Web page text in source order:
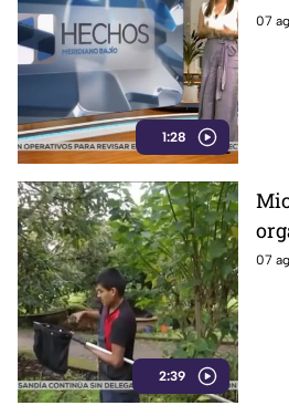
1:28
07
2:39
y
07